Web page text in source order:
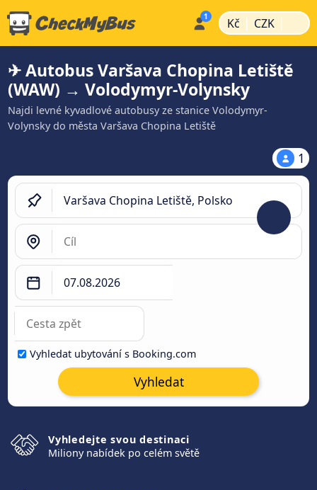
Kč | CZK |
✈ Autobus Varšava Chopina Letiště
(WAW) → Volodymyr-Volynsky
Najdi levné kyvadlové autobusy ze stanice Volodymyr-
Volynsky do města Varšava Chopina Letiště
1
Vyhledat ubytování s Booking.com
Vyhledat
Vyhledejte svou destinaci
Miliony nabídek po celém světě